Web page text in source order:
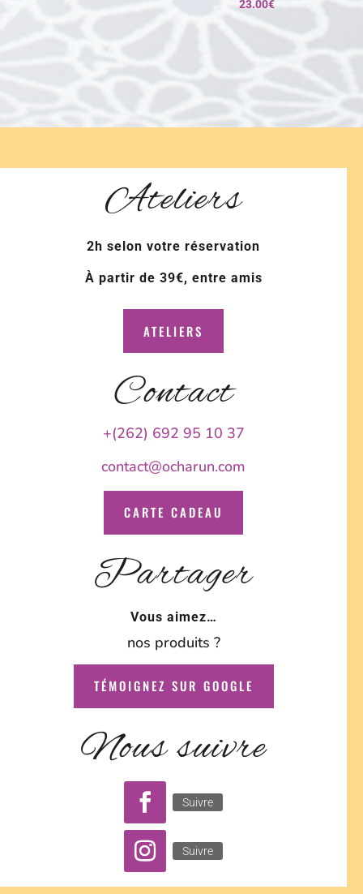
23.00€
Ateliers
2h selon votre réservation
À partir de 39€, entre amis
ATELIERS
Contact
+(262) 692 95 10 37
contact@ocharun.com
CARTE CADEAU
Partager
Vous aimez…
nos produits ?
TÉMOIGNEZ SUR GOOGLE
Nous suivre
Suivre
Suivre